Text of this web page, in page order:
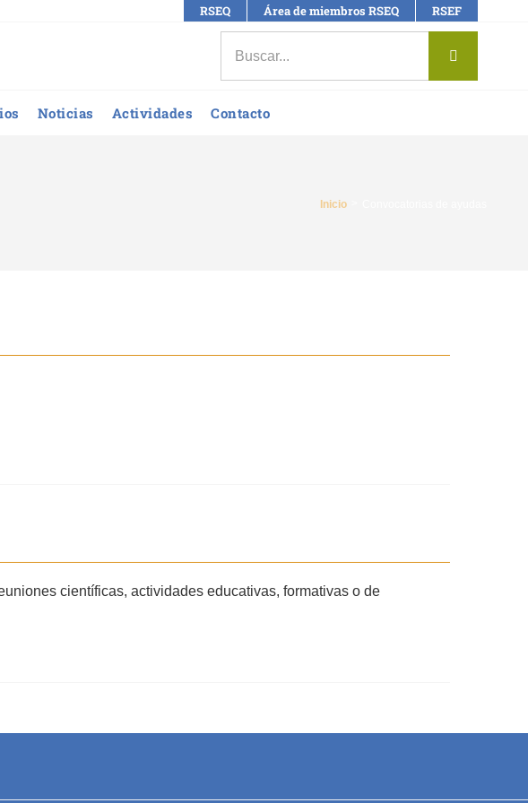
RSEQ Área de miembros RSEQ RSEF
Noticias Actividades Contacto
Inicio
científicas, actividades educativas, formativas o de